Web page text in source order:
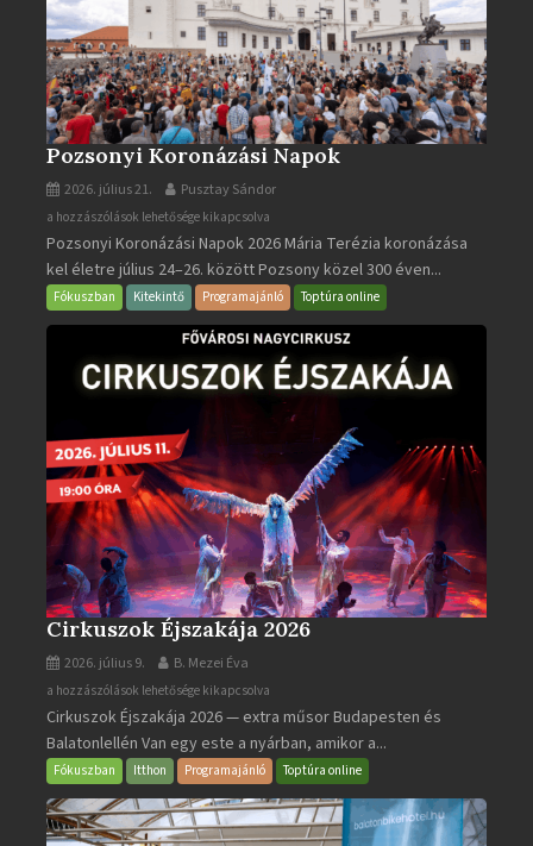
Pozsonyi Koronázási Napok
2026. július 21. Pusztay Sándor
Pozsonyi
Koronázási
Napok
bejegyzéshez
a hozzászólások lehetősége kikapcsolva
Pozsonyi Koronázási Napok 2026 Mária Terézia koronázása
kel életre július 24–26. között Pozsony közel 300 éven...
Fókuszban Kitekintő Programajánló Toptúra online
Cirkuszok Éjszakája 2026
2026. július 9. B. Mezei Éva
Cirkuszok
Éjszakája
2026
bejegyzéshez
a hozzászólások lehetősége kikapcsolva
Cirkuszok Éjszakája 2026 — extra műsor Budapesten és
Balatonlellén Van egy este a nyárban, amikor a...
Fókuszban Itthon Programajánló Toptúra online